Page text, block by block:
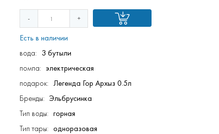
- +
Есть в наличии
вода: 3 бутыли
помпа: электрическая
подарок: Легенда Гор Архыз 0.5л
Бренды: Эльбрусинка
Тип воды: горная
Тип тары: одноразовая